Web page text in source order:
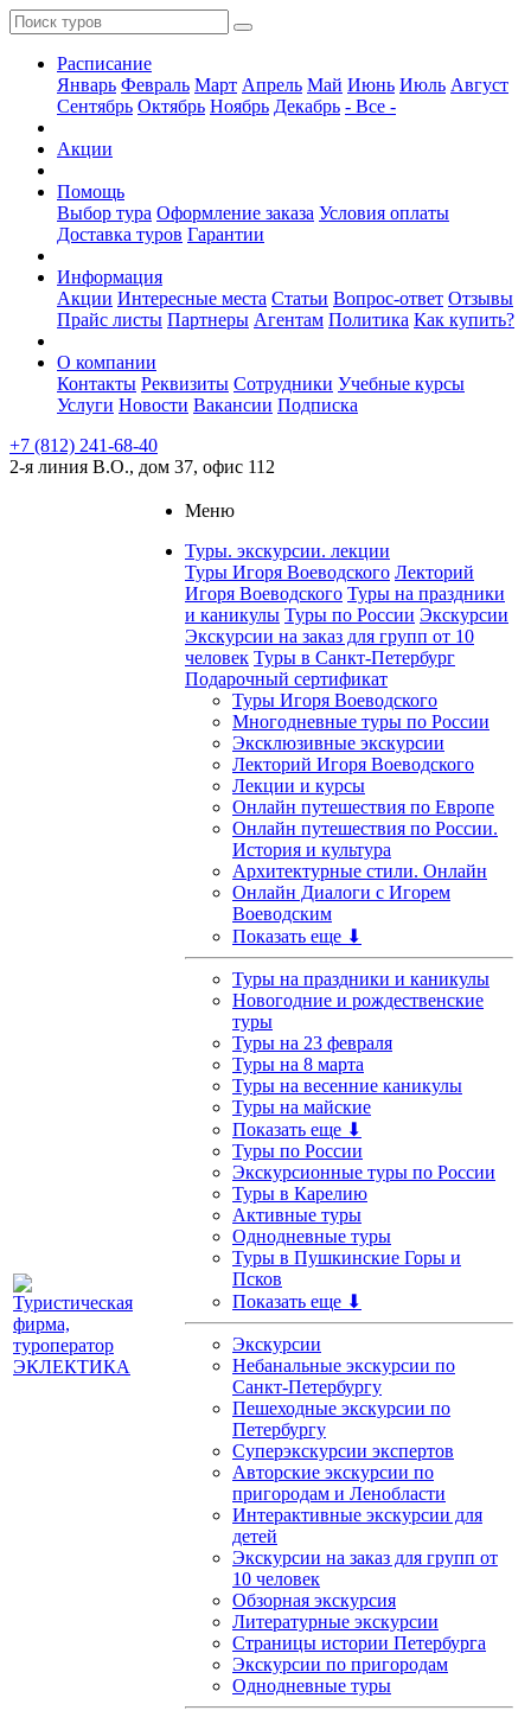
Расписание
Январь Февраль Март Апрель Май Июнь Июль Август
Сентябрь Октябрь Ноябрь Декабрь - Все -
Акции
Помощь
Выбор тура Оформление заказа Условия оплаты
Доставка туров Гарантии
Информация
Акции Интересные места Статьи Вопрос-ответ Отзывы
Прайс листы Партнеры Агентам Политика Как купить?
О компании
Контакты Реквизиты Сотрудники Учебные курсы
Услуги Новости Вакансии Подписка
+7 (812) 241-68-40
2-я линия В.О., дом 37, офис 112
Меню
Туры. экскурсии. лекции
Туры Игоря Воеводского Лекторий
Игоря Воеводского Туры на праздники
и каникулы Туры по России Экскурсии
Экскурсии на заказ для групп от 10
человек Туры в Санкт-Петербург
Подарочный сертификат
Туры Игоря Воеводского
Многодневные туры по России
Эксклюзивные экскурсии
Лекторий Игоря Воеводского
Лекции и курсы
Онлайн путешествия по Европе
Онлайн путешествия по России.
История и культура
Архитектурные стили. Онлайн
Онлайн Диалоги с Игорем
Воеводским
Показать еще ⬇
Туры на праздники и каникулы
Новогодние и рождественские
туры
Туры на 23 февраля
Туры на 8 марта
Туры на весенние каникулы
Туры на майские
Показать еще ⬇
Туры по России
Экскурсионные туры по России
Туры в Карелию
Активные туры
Однодневные туры
Туры в Пушкинские Горы и
Псков
Показать еще ⬇
Экскурсии
Небанальные экскурсии по
Санкт-Петербургу
Пешеходные экскурсии по
Петербургу
Суперэкскурсии экспертов
Авторские экскурсии по
пригородам и Ленобласти
Интерактивные экскурсии для
детей
Экскурсии на заказ для групп от
10 человек
Обзорная экскурсия
Литературные экскурсии
Страницы истории Петербурга
Экскурсии по пригородам
Однодневные туры